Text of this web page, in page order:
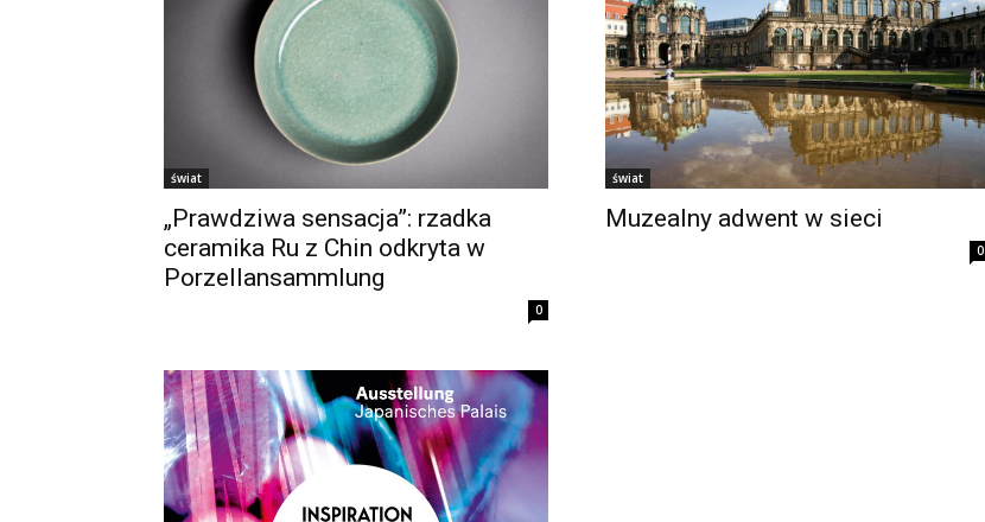
świat
„Prawdziwa sensacja”: rzadka
ceramika Ru z Chin odkryta w
Porzellansammlung
0
świat
Muzealny adwent w sieci
0